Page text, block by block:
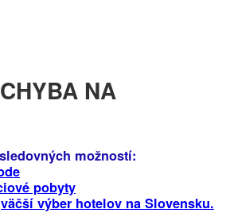
NA
možností:
pobyty
výber hotelov na Slovensku.